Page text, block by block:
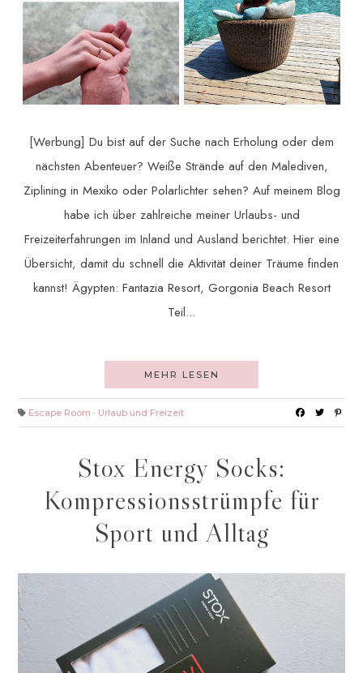
[Werbung] Du bist auf der Suche nach Erholung oder dem
nächsten Abenteuer? Weiße Strände auf den Malediven,
Ziplining in Mexiko oder Polarlichter sehen? Auf meinem Blog
habe ich über zahlreiche meiner Urlaubs- und
Freizeiterfahrungen im Inland und Ausland berichtet. Hier eine
Übersicht, damit du schnell die Aktivität deiner Träume finden
kannst! Ägypten: Fantazia Resort, Gorgonia Beach Resort
Teil...
MEHR LESEN
Escape Room · Urlaub und Freizeit
Stox Energy Socks:
Kompressionsstrümpfe für
Sport und Alltag